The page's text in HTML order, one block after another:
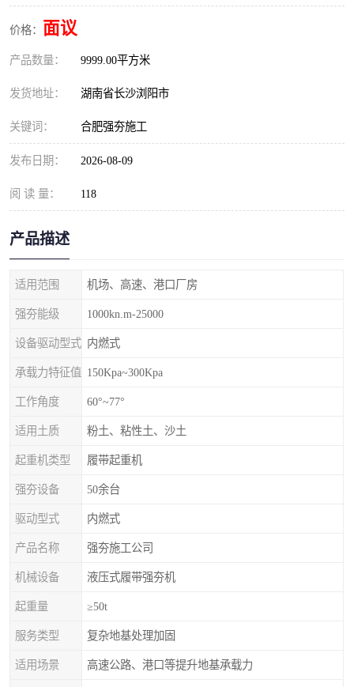
价格： 面议
产品数量： 9999.00平方米
发货地址： 湖南省长沙浏阳市
关键词： 合肥强夯施工
发布日期： 2026-08-09
阅 读 量： 118
产品描述
适用范围 机场、高速、港口厂房
强夯能级 1000kn.m-25000
设备驱动型式 内燃式
承载力特征值 150Kpa~300Kpa
工作角度 60°~77°
适用土质 粉土、粘性土、沙土
起重机类型 履带起重机
强夯设备 50余台
驱动型式 内燃式
产品名称 强夯施工公司
机械设备 液压式履带强夯机
起重量 ≥50t
服务类型 复杂地基处理加固
适用场景 高速公路、港口等提升地基承载力